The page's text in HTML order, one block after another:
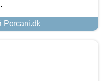
Porcani.dk